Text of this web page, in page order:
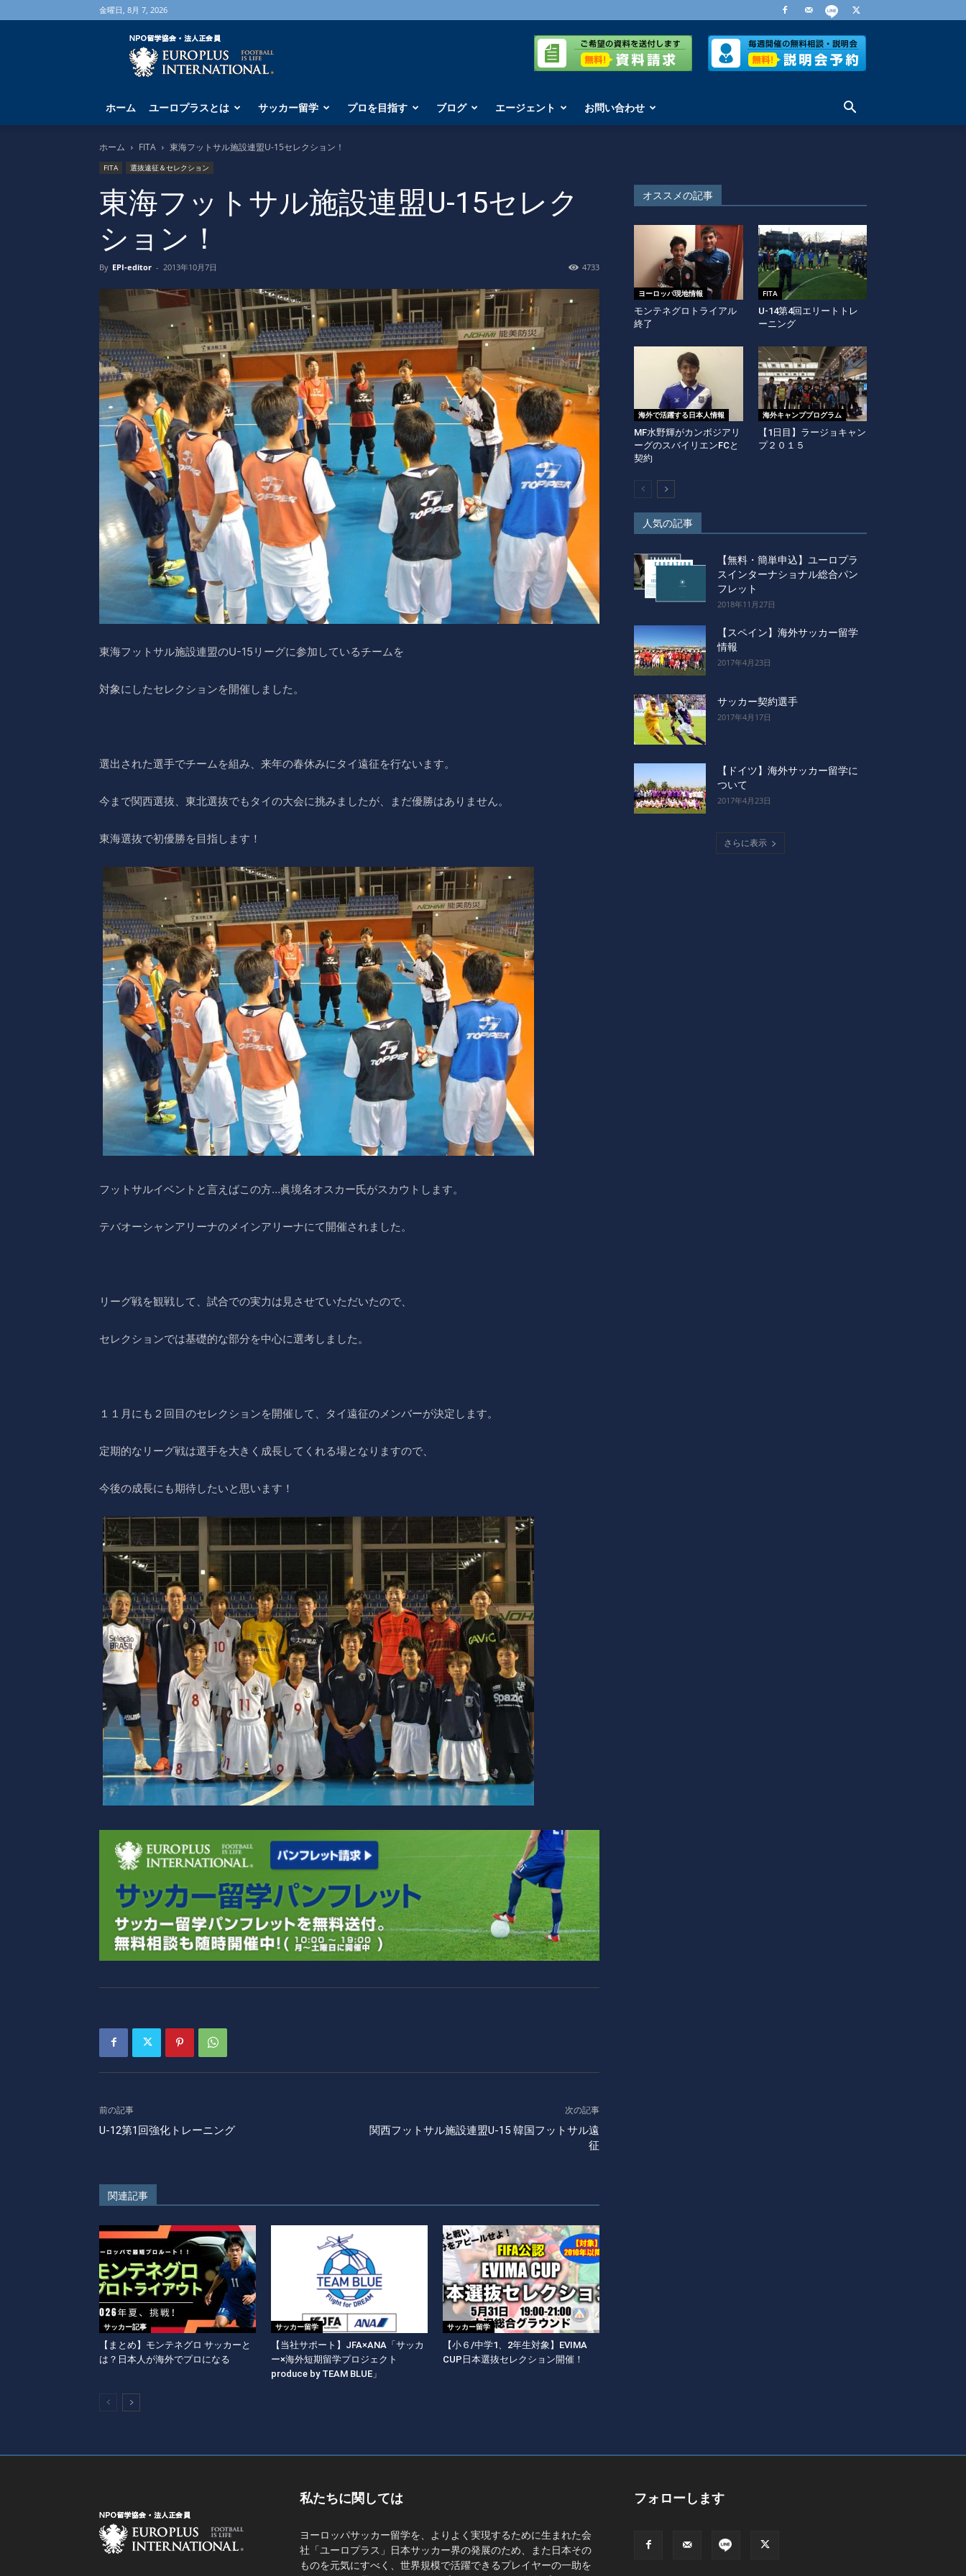
金曜日, 8月 7, 2026
海
外
サ
ー
学
な
ら
ー
ロ
プ
ラ
ス
ホーム ユーロプラスとは サッカー留学 プロを目指す ブログ エージェント お問い合わせ
ホーム FITA 東海フットサル施設連盟U-15セレクション！
FITA 選抜遠征＆セレクション
東海フットサル施設連盟U-15セレク
ション！
By EPI-editor - 2013年10月7日 4733
東海フットサル施設連盟のU-15リーグに参加しているチームを
対象にしたセレクションを開催しました。
選出された選手でチームを組み、来年の春休みにタイ遠征を行ないます。
今まで関西選抜、東北選抜でもタイの大会に挑みましたが、まだ優勝はありません。
東海選抜で初優勝を目指します！
フットサルイベントと言えばこの方…眞境名オスカー氏がスカウトします。
テバオーシャンアリーナのメインアリーナにて開催されました。
リーグ戦を観戦して、試合での実力は見させていただいたので、
セレクションでは基礎的な部分を中心に選考しました。
１１月にも２回目のセレクションを開催して、タイ遠征のメンバーが決定します。
定期的なリーグ戦は選手を大きく成長してくれる場となりますので、
今後の成長にも期待したいと思います！
前の記事
U-12第1回強化トレーニング
次の記事
関西フットサル施設連盟U-15 韓国フットサル遠
征
関連記事
サッカー記事
【まとめ】モンテネグロ サッカーと
は？日本人が海外でプロになる
サッカー留学
【当社サポート】JFA×ANA「サッカ
ー×海外短期留学プロジェクト
produce by TEAM BLUE」
サッカー留学
【小６/中学1、2年生対象】EVIMA
CUP日本選抜セレクション開催！
オススメの記事
ヨーロッパ現地情報
モンテネグロトライアル
終了
FITA
U-14第4回エリートトレ
ーニング
海外で活躍する日本人情報
MF水野輝がカンボジアリ
ーグのスバイリエンFCと
契約
海外キャンププログラム
【1日目】ラージョキャン
プ２０１５
人気の記事
【無料・簡単申込】ユーロプラ
スインターナショナル総合パン
フレット
2018年11月27日
【スペイン】海外サッカー留学
情報
2017年4月23日
サッカー契約選手
2017年4月17日
【ドイツ】海外サッカー留学に
ついて
2017年4月23日
さらに表示
私たちに関しては
ヨーロッパサッカー留学を、よりよく実現するために生まれた会
社「ユーロプラス」日本サッカー界の発展のため、また日本その
ものを元気にすべく、世界規模で活躍できるプレイヤーの一助を
フォローします